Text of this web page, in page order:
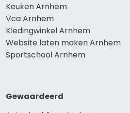
Keuken Arnhem
Vca Arnhem
Kledingwinkel Arnhem
Website laten maken Arnhem
Sportschool Arnhem
Gewaardeerd